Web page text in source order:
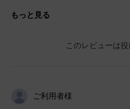
もっと見る
このレビューは
ご利用者様